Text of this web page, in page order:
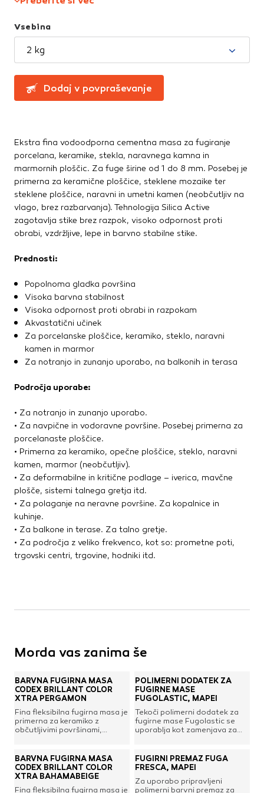
Umivalniki
obloge
Dodatki in pribor
Laminati
Vinili
Vsebina
2 kg
Dodaj v povpraševanje
Ekstra fina vodoodporna cementna masa za fugiranje
porcelana, keramike, stekla, naravnega kamna in
marmornih ploščic. Za fuge širine od 1 do 8 mm. Posebej je
primerna za keramične ploščice, steklene mozaike ter
steklene ploščice, naravni in umetni kamen (neobčutljiv na
vlago, brez razbarvanja). Tehnologija Silica Active
zagotavlja stike brez razpok, visoko odpornost proti
obrabi, vzdržljive, lepe in barvno stabilne stike.
Prednosti:
Popolnoma gladka površina
Visoka barvna stabilnost
Visoka odpornost proti obrabi in razpokam
Akvastatični učinek
Za porcelanske ploščice, keramiko, steklo, naravni
kamen in marmor
Za notranjo in zunanjo uporabo, na balkonih in terasa
Področja uporabe:
• Za notranjo in zunanjo uporabo.
• Za navpične in vodoravne površine. Posebej primerna za
porcelanaste ploščice.
• Primerna za keramiko, opečne ploščice, steklo, naravni
kamen, marmor (neobčutljiv).
• Za deformabilne in kritične podlage – iverica, mavčne
plošče, sistemi talnega gretja itd.
• Za polaganje na neravne površine. Za kopalnice in
kuhinje.
• Za balkone in terase. Za talno gretje.
• Za področja z veliko frekvenco, kot so: prometne poti,
trgovski centri, trgovine, hodniki itd.
Morda vas zanima še
BARVNA FUGIRNA MASA
CODEX BRILLANT COLOR
XTRA PERGAMON
Fina fleksibilna fugirna masa je
primerna za keramiko z
občutljivimi površinami,
naravne kamne. Ima odlične
lastnosti obdelave in je
primerna za fuge širine 1-6
POLIMERNI DODATEK ZA
FUGIRNE MASE
FUGOLASTIC, MAPEI
Tekoči polimerni dodatek za
fugirne mase Fugolastic se
uporablja kot zamenjava za
Keracolor FF in GG z
namenom izboljšanja
oprijema, mehanskih lastnosti,
abrazijskih odpornosti in
BARVNA FUGIRNA MASA
CODEX BRILLANT COLOR
XTRA BAHAMABEIGE
Fina fleksibilna fugirna masa je
FUGIRNI PREMAZ FUGA
FRESCA, MAPEI
Za uporabo pripravljeni
polimerni barvni premaz za
Te piškotke nastavijo naši oglaševalski partnerji.
izdelavo profila vaših interesov, ki ga nato uporabijo za
Pri delu uporabljajo edinstveno prepoznavanje vašega
ne boste deležni našega ciljnega spletnega oglaševanja.